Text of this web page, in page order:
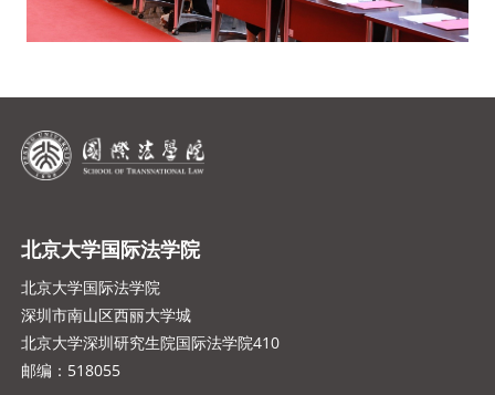
北京大学国际法学院
北京大学国际法学院
深圳市南山区西丽大学城
北京大学深圳研究生院国际法学院410
邮编：518055